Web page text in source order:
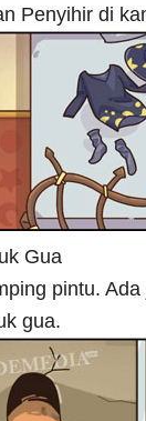
Penyihir di
Gua
pintu.
gua.